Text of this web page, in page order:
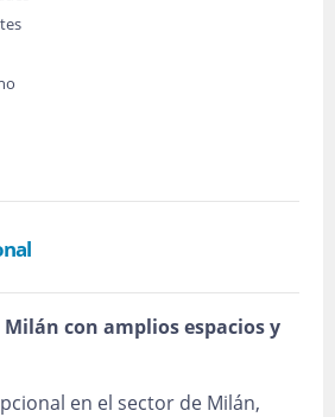
Milán con amplios espacios y
en el sector de Milán,